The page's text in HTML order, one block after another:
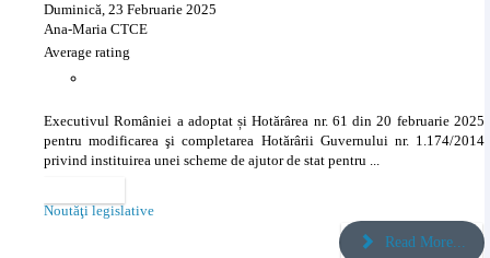
Duminică, 23 Februarie 2025
Ana-Maria CTCE
Average rating
Executivul României a adoptat și Hotărârea nr. 61 din 20 februarie 2025
pentru modificarea şi completarea Hotărârii Guvernului nr. 1.174/2014
privind instituirea unei scheme de ajutor de stat pentru ...
Noutăţi legislative
Read More...